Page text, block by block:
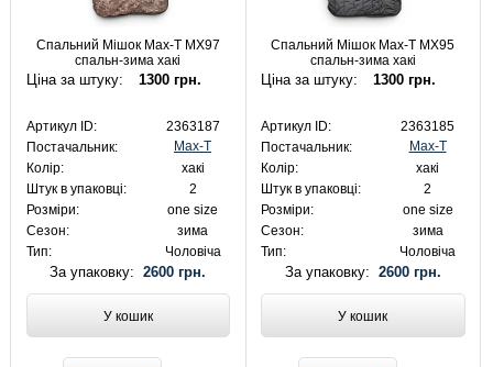
Спальний Мішок Max-T MX97
спальн-зима хакі
Ціна за штуку: 1300 грн.
Артикул ID:
2363187
Постачальник:
Max-T
Колір:
хакі
Штук в упаковці:
2
Розміри:
one size
Сезон:
зима
Тип:
Чоловіча
За упаковку:2600 грн.
У кошик
Спальний Мішок Max-T MX95
спальн-зима хакі
Ціна за штуку: 1300 грн.
Артикул ID:
2363185
Постачальник:
Max-T
Колір:
хакі
Штук в упаковці:
2
Розміри:
one size
Сезон:
зима
Тип:
Чоловіча
За упаковку: 2600 грн.
У кошик